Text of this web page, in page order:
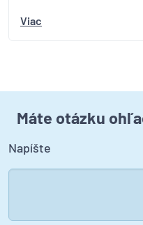
Viac
Máte otázku
Napíšte